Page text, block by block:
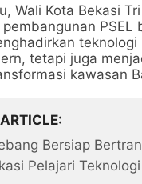
Wali Kota Bekasi
PSEL
teknologi
tetapi juga
kawasan
Bersiap
Pelajari